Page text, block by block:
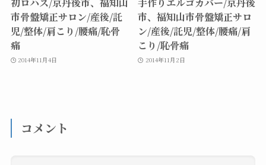
市骨盤矯正サロン/産後/託
児/整体/肩こり/腰痛/恥骨
痛
2014年11月4日
市、福知山市骨盤矯正サロ
ン/産後/託児/整体/腰痛/肩
こり/恥骨痛
2014年11月2日
コメント